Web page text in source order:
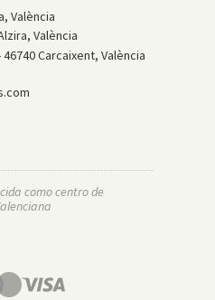
València
València
Carcaixent, València
como centro de